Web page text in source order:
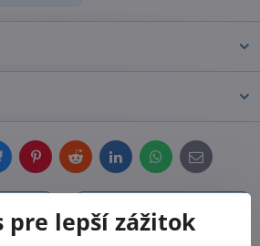
PinterestRedditLinkedInWhatsApp
E-
mail
Nasledujúci produkt
pre lepší zážitok